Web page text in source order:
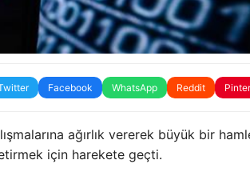
Facebook WhatsApp Reddit
ağırlık vererek büyük bir
için harekete geçti.